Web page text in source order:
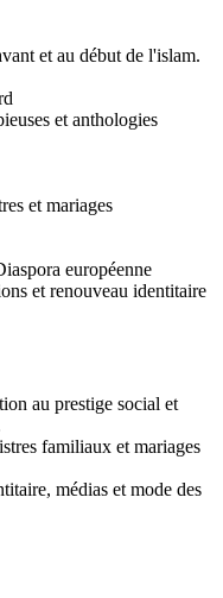
et au début de l'islam.
et anthologies
et mariages
européenne
et renouveau identitaire
au prestige social et
familiaux et mariages
médias et mode des